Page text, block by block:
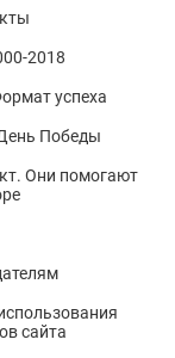
2018
успеха
Победы
Они помогают
сайта